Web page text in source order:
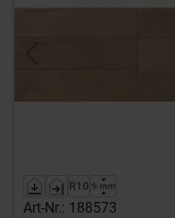
Art-Nr.: 188573